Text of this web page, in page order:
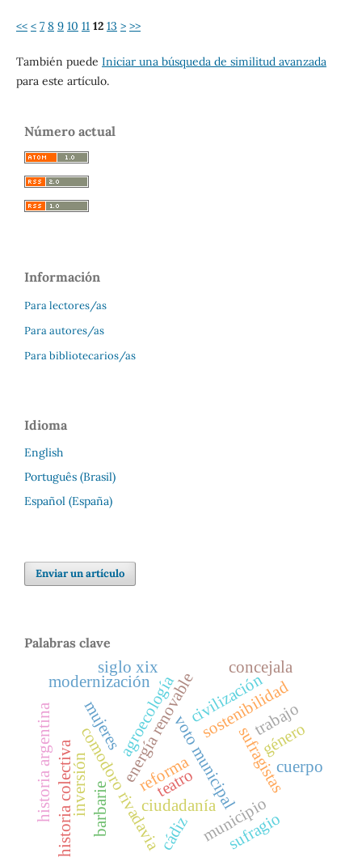
<< < 7 8 9 10 11 12 13 > >>
También puede Iniciar una búsqueda de similitud avanzada
para este artículo.
Número actual
Información
Para lectores/as
Para autores/as
Para bibliotecarios/as
Idioma
English
Português (Brasil)
Español (España)
Enviar un artículo
Palabras clave
voto municipalsufragistas
comodoro rivadavia
energía renovablesostenibilidad
agroecología
ciudadanía
género
municipio
reforma
sufragio
historia colectiva
civilización
barbarie
modernización
cuerpo
concejala
mujeres
historia argentina trabajo
teatro
cádiz
siglo xix
inversión